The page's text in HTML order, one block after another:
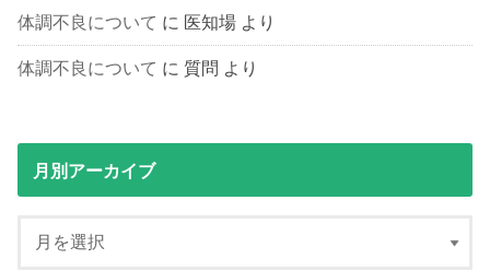
体調不良について に 医知場 より
体調不良について に 質問 より
月別アーカイブ